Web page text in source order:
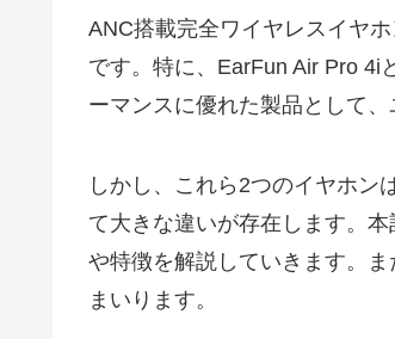
ANC搭載完全ワイヤレスイヤ
です。特に、EarFun Air Pro 4i
ーマンスに優れた製品として
しかし、これら2つのイヤホン
て大きな違いが存在します。
や特徴を解説していきます。
まいります。